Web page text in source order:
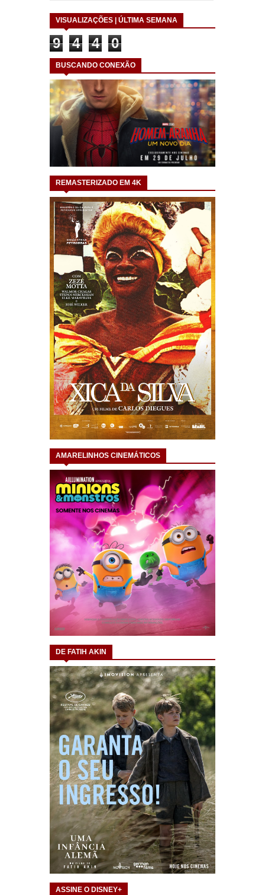
VISUALIZAÇÕES | ÚLTIMA SEMANA
9 4 4 0
BUSCANDO CONEXÃO
REMASTERIZADO EM 4K
AMARELINHOS CINEMÁTICOS
DE FATIH AKIN
ASSINE O DISNEY+